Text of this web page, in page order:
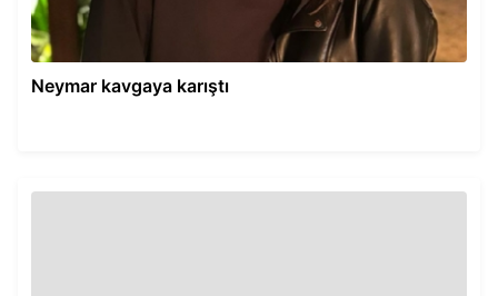
Neymar kavgaya karıştı